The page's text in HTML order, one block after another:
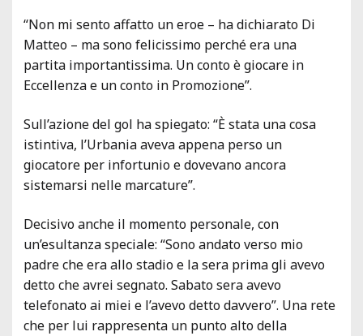
“Non mi sento affatto un eroe – ha dichiarato Di
Matteo – ma sono felicissimo perché era una
partita importantissima. Un conto è giocare in
Eccellenza e un conto in Promozione”.
Sull’azione del gol ha spiegato: “È stata una cosa
istintiva, l’Urbania aveva appena perso un
giocatore per infortunio e dovevano ancora
sistemarsi nelle marcature”.
Decisivo anche il momento personale, con
un’esultanza speciale: “Sono andato verso mio
padre che era allo stadio e la sera prima gli avevo
detto che avrei segnato. Sabato sera avevo
telefonato ai miei e l’avevo detto davvero”. Una rete
che per lui rappresenta un punto alto della